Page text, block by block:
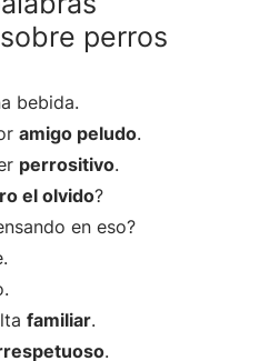
perros
bebida.
amigo peludo.
perrositivo.
el olvido?
en eso?
familiar.
.